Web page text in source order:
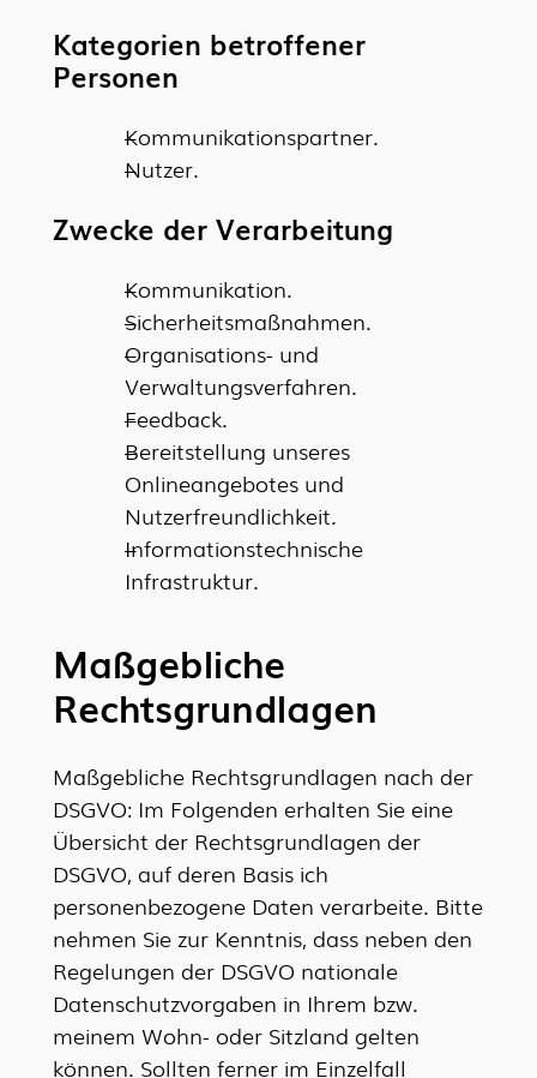
Kategorien betroffener
Personen
Kommunikationspartner.
Nutzer.
Zwecke der Verarbeitung
Kommunikation.
Sicherheitsmaßnahmen.
Organisations- und
Verwaltungsverfahren.
Feedback.
Bereitstellung unseres
Onlineangebotes und
Nutzerfreundlichkeit.
Informationstechnische
Infrastruktur.
Maßgebliche
Rechtsgrundlagen
Maßgebliche Rechtsgrundlagen nach der
DSGVO: Im Folgenden erhalten Sie eine
Übersicht der Rechtsgrundlagen der
DSGVO, auf deren Basis ich
personenbezogene Daten verarbeite. Bitte
nehmen Sie zur Kenntnis, dass neben den
Regelungen der DSGVO nationale
Datenschutzvorgaben in Ihrem bzw.
meinem Wohn- oder Sitzland gelten
können. Sollten ferner im Einzelfall